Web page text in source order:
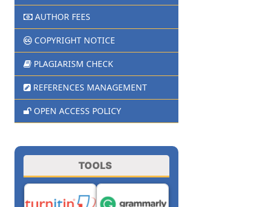
AUTHOR FEES
COPYRIGHT NOTICE
PLAGIARISM CHECK
REFERENCES MANAGEMENT
OPEN ACCESS POLICY
TOOLS